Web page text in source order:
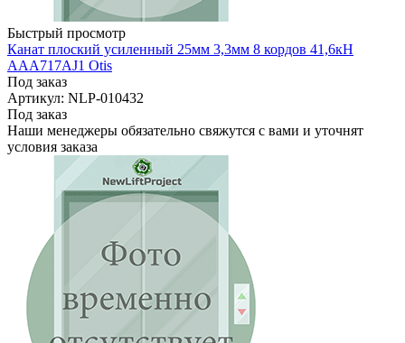
Быстрый просмотр
Канат плоский усиленный 25мм 3,3мм 8 кордов 41,6кН
AAA717AJ1 Otis
Под заказ
Артикул: NLP-010432
Под заказ
Наши менеджеры обязательно свяжутся с вами и уточнят
условия заказа